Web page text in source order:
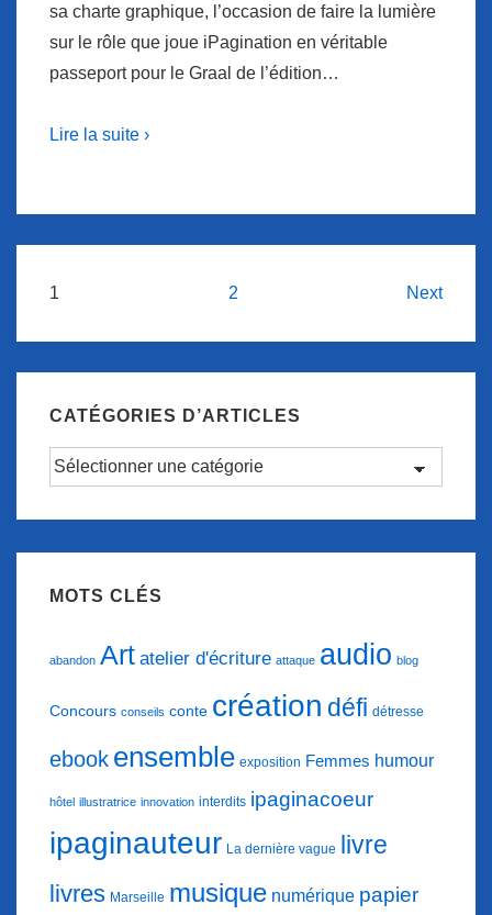
sa charte graphique, l’occasion de faire la lumière
sur le rôle que joue iPagination en véritable
passeport pour le Graal de l’édition…
Lire la suite ›
Navigation
articles
1 2 Next
CATÉGORIES D’ARTICLES
Catégories
d’articles
MOTS CLÉS
abandon Art atelier d'écriture attaque audio blog
Concours conseils conte création défi détresse
ebook ensemble exposition Femmes humour
hôtel illustratrice innovation interdits ipaginacoeur
ipaginauteur La dernière vague livre
livres Marseille musique numérique papier